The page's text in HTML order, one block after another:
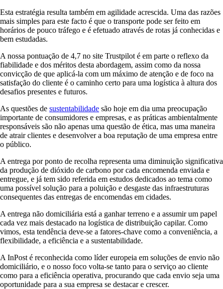
Esta estratégia resulta também em agilidade acrescida. Uma das razões
mais simples para este facto é que o transporte pode ser feito em
horários de pouco tráfego e é efetuado através de rotas já conhecidas e
bem estudadas.
A nossa pontuação de 4,7 no site Trustpilot é em parte o reflexo da
fiabilidade e dos méritos desta abordagem, assim como da nossa
convicção de que aplicá-la com um máximo de atenção e de foco na
satisfação do cliente é o caminho certo para uma logística à altura dos
desafios presentes e futuros.
As questões de sustentabilidade são hoje em dia uma preocupação
importante de consumidores e empresas, e as práticas ambientalmente
responsáveis são não apenas uma questão de ética, mas uma maneira
de atrair clientes e desenvolver a boa reputação de uma empresa entre
o público.
A entrega por ponto de recolha representa uma diminuição significativa
da produção de dióxido de carbono por cada encomenda enviada e
entregue, e já tem sido referida em estudos dedicados ao tema como
uma possível solução para a poluição e desgaste das infraestruturas
consequentes das entregas de encomendas em cidades.
A entrega não domiciliária está a ganhar terreno e a assumir um papel
cada vez mais destacado na logística de distribuição capilar. Como
vimos, esta tendência deve-se a fatores-chave como a conveniência, a
flexibilidade, a eficiência e a sustentabilidade.
A InPost é reconhecida como líder europeia em soluções de envio não
domiciliário, e o nosso foco volta-se tanto para o serviço ao cliente
como para a eficiência operativa, procurando que cada envio seja uma
oportunidade para a sua empresa se destacar e crescer.